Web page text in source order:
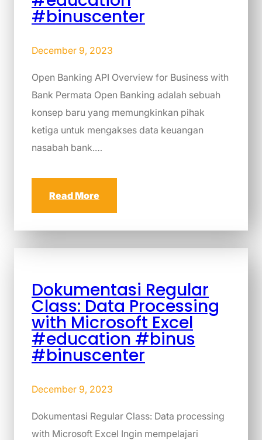
#binuscenter
December 9, 2023
Open Banking API Overview for Business with
Bank Permata Open Banking adalah sebuah
konsep baru yang memungkinkan pihak
ketiga untuk mengakses data keuangan
nasabah bank.…
Read More
Dokumentasi Regular
Class: Data Processing
with Microsoft Excel
#education #binus
#binuscenter
December 9, 2023
Dokumentasi Regular Class: Data processing
with Microsoft Excel Ingin mempelajari